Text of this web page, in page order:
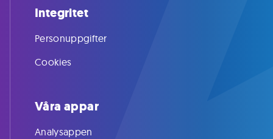
Integritet
Personuppgifter
Cookies
Våra appar
Analysappen